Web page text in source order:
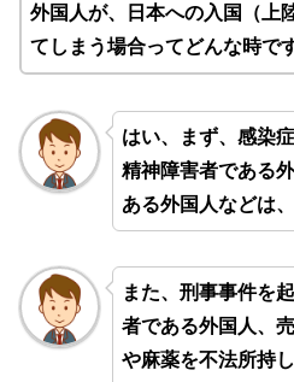
外国人が、日本への入国（上
てしまう場合ってどんな時で
はい、まず、感染
精神障害者である
ある外国人などは
また、刑事事件を
者である外国人、
や麻薬を不法所持